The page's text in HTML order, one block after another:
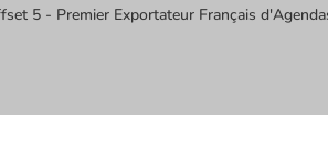
5 - Premier Exportateur Français